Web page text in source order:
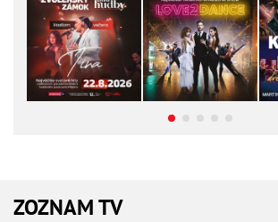
ZOZNAM TV